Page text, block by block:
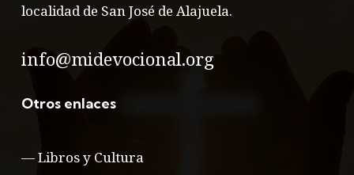
localidad de San José de Alajuela.
info@midevocional.org
Otros enlaces
—Libros y Cultura